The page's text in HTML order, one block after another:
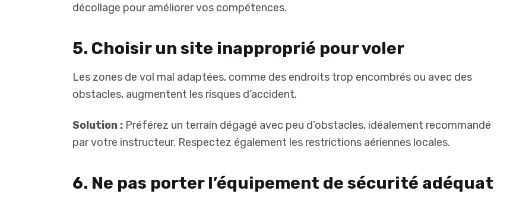
décollage pour améliorer vos compétences.
5. Choisir un site inapproprié pour voler
Les zones de vol mal adaptées, comme des endroits trop encombrés ou avec des
obstacles, augmentent les risques d’accident.
Solution : Préférez un terrain dégagé avec peu d’obstacles, idéalement recommandé
par votre instructeur. Respectez également les restrictions aériennes locales.
6. Ne pas porter l’équipement de sécurité adéquat